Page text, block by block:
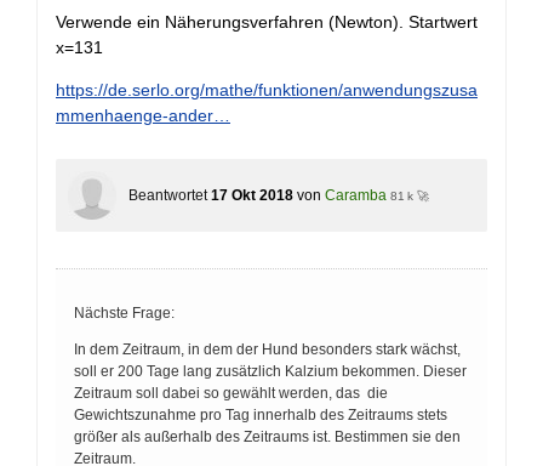
Verwende ein Näherungsverfahren (Newton). Startwert
x=131
https://de.serlo.org/mathe/funktionen/anwendungszusa
mmenhaenge-ander…
Beantwortet 17 Okt 2018 von Caramba 81 k 🚀
Nächste Frage:
In dem Zeitraum, in dem der Hund besonders stark wächst,
soll er 200 Tage lang zusätzlich Kalzium bekommen. Dieser
Zeitraum soll dabei so gewählt werden, das die
Gewichtszunahme pro Tag innerhalb des Zeitraums stets
größer als außerhalb des Zeitraums ist. Bestimmen sie den
Zeitraum.